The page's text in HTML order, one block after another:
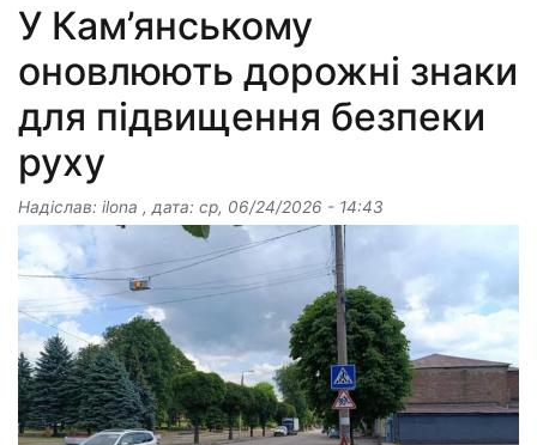
У Кам’янському
оновлюють дорожні знаки
для підвищення безпеки
руху
Надіслав: ilona , дата: ср, 06/24/2026 - 14:43